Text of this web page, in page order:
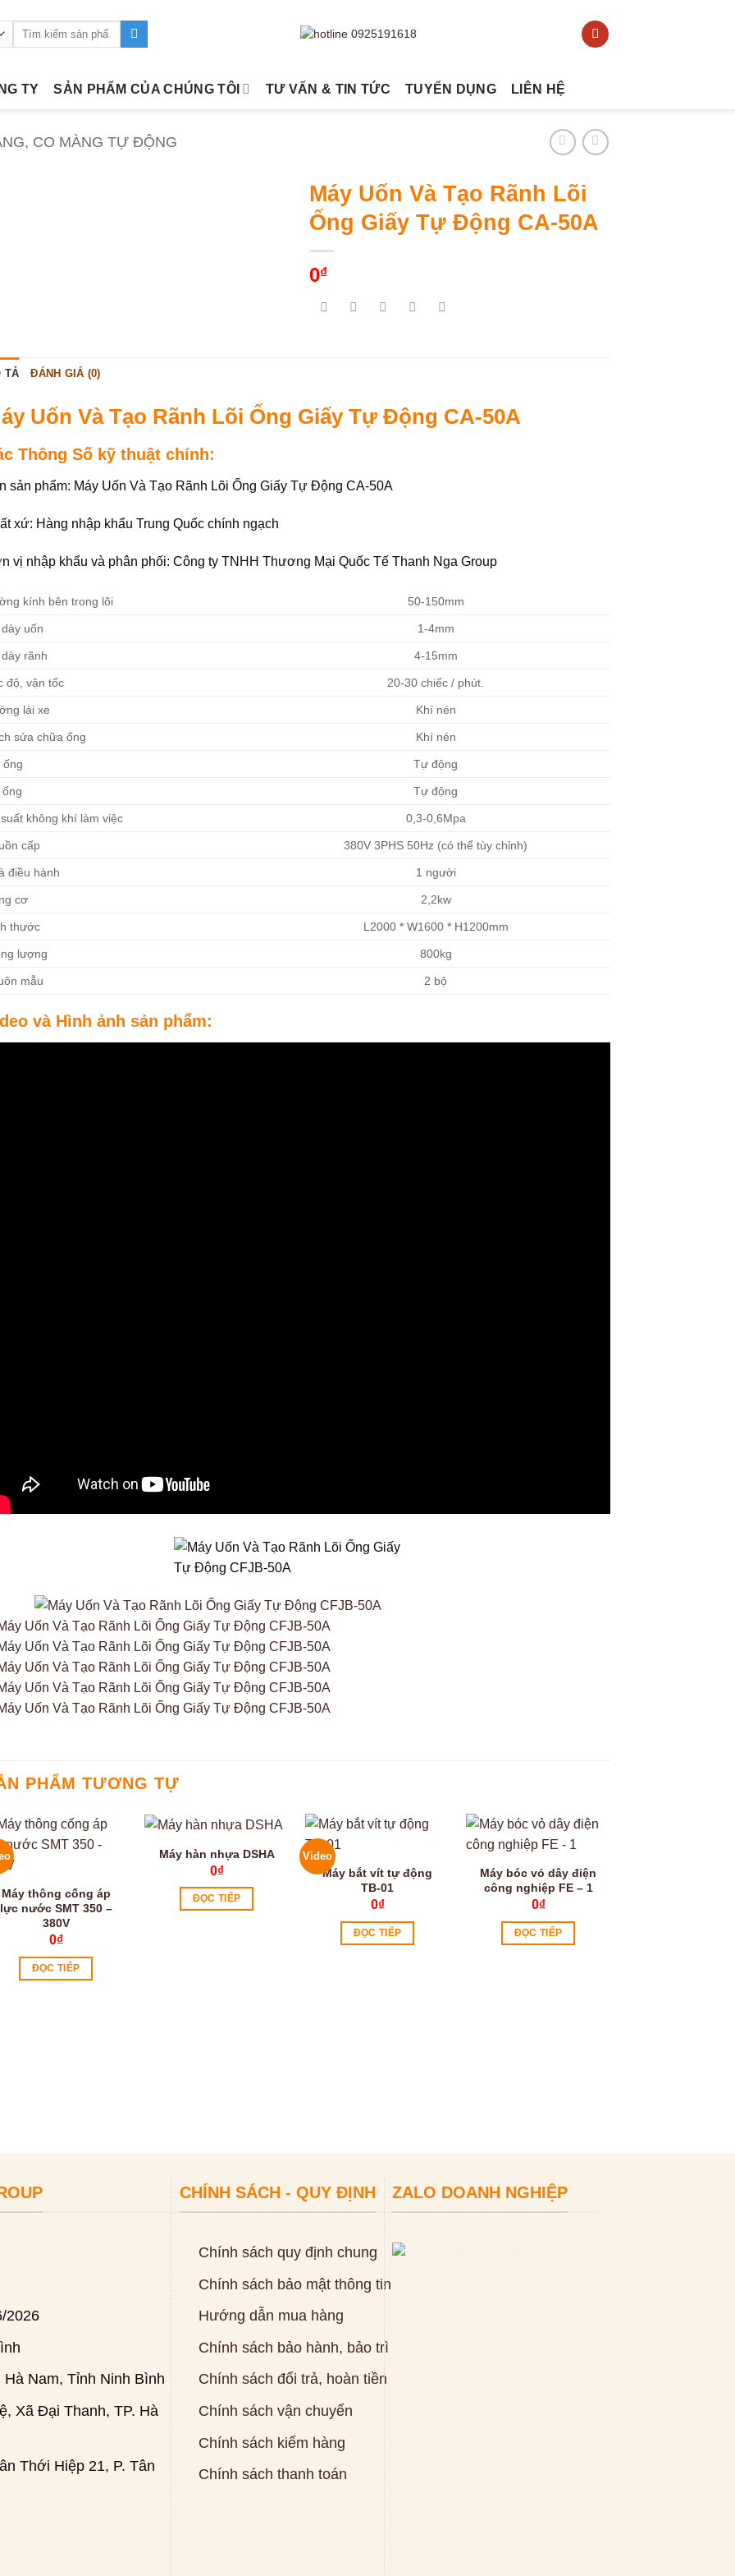
Tìm
TY SẢN PHẨM CỦA CHÚNG TÔI TƯ VẤN & TIN TỨC TUYỂN DỤNG LIÊN HỆ
CO MÀNG TỰ ĐỘNG
Máy Uốn Và Tạo Rãnh Lõi
Ống Giấy Tự Động CA-50A
0₫
TẢ ĐÁNH GIÁ (0)
Uốn Và Tạo Rãnh Lõi Ống Giấy Tự Động CA-50A
Thông Số kỹ thuật chính:
sản phẩm: Máy Uốn Và Tạo Rãnh Lõi Ống Giấy Tự Động CA-50A
xứ: Hàng nhập khẩu Trung Quốc chính ngạch
vị nhập khẩu và phân phối: Công ty TNHH Thương Mại Quốc Tế Thanh Nga Group
kính bên trong lõi 50-150mm
uốn 1-4mm
rãnh 4-15mm
độ, vận tốc 20-30 chiếc / phút.
lái xe Khí nén
sửa chữa ống Khí nén
ống Tự động
Tự động
không khí làm việc 0,3-0,6Mpa
cấp 380V 3PHS 50Hz (có thể tùy chỉnh)
điều hành 1 người
cơ 2,2kw
thước L2000 * W1600 * H1200mm
lượng 800kg
mẫu 2 bộ
và Hình ảnh sản phẩm:
PHẨM TƯƠNG TỰ
Máy thông cống áp
lực nước SMT 350 –
380V
0₫
ĐỌC TIẾP
Máy hàn nhựa DSHA
0₫
ĐỌC TIẾP
Video
Máy bắt vít tự động
TB-01
0₫
ĐỌC TIẾP
Máy bóc vỏ dây điện
công nghiệp FE – 1
0₫
ĐỌC TIẾP
2026
Nam, Tỉnh Ninh Bình
Xã Đại Thanh, TP. Hà
Thới Hiệp 21, P. Tân
CHÍNH SÁCH - QUY ĐỊNH
Chính sách quy định chung
Chính sách bảo mật thông tin
Hướng dẫn mua hàng
Chính sách bảo hành, bảo trì
Chính sách đổi trả, hoàn tiền
Chính sách vận chuyển
Chính sách kiểm hàng
Chính sách thanh toán
ZALO DOANH NGHIỆP